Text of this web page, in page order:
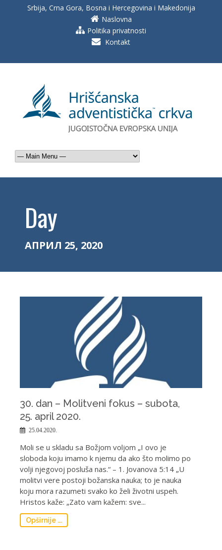
Srbija, Crna Gora, Bosna i Hercegovina i Makedonija
Naslovna
Politika privatnosti
Kontakt
Day
АПРИЛ 25, 2020
30. dan – Molitveni fokus – subota,
25. april 2020.
25.04.2020.
Moli se u skladu sa Božjom volјom „I ovo je
sloboda koju imamo k njemu da ako što molimo po
volјi njegovoj posluša nas.“ – 1. Jovanova 5:14 „U
molitvi vere postoji božanska nauka; to je nauka
koju mora razumeti svako ko želi životni uspeh.
Hristos kaže: „Zato vam kažem: sve...
Opširnije ...